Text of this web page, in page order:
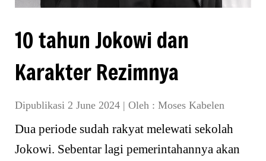
10 tahun Jokowi dan
Karakter Rezimnya
Dipublikasi 2 June 2024 | Oleh : Moses Kabelen
Dua periode sudah rakyat melewati sekolah
Jokowi. Sebentar lagi pemerintahannya akan